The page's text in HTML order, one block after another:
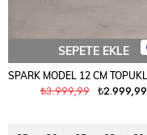
SEPETE EKLE
₺2.999,99
₺3.999,99